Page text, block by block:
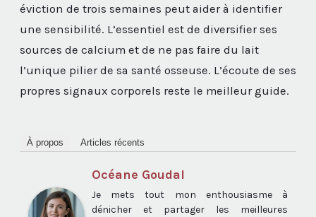
éviction de trois semaines peut aider à identifier
une sensibilité. L’essentiel est de diversifier ses
sources de calcium et de ne pas faire du lait
l’unique pilier de sa santé osseuse. L’écoute de ses
propres signaux corporels reste le meilleur guide.
À propos Articles récents
Océane Goudal
Je mets tout mon enthousiasme à
dénicher et partager les meilleures